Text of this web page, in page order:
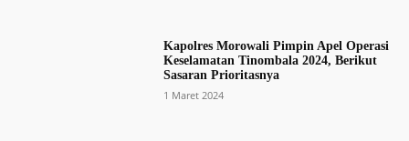
Kapolres Morowali Pimpin Apel Operasi
Keselamatan Tinombala 2024, Berikut
Sasaran Prioritasnya
1 Maret 2024